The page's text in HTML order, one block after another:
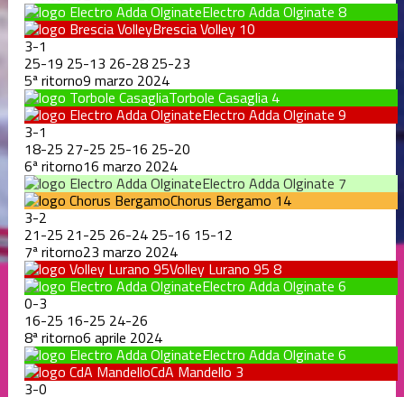
Electro Adda Olginate 8
Brescia Volley 10
3-1
25-19 25-13 26-28 25-23
5ª ritorno9 marzo 2024
Torbole Casaglia 4
Electro Adda Olginate 9
3-1
18-25 27-25 25-16 25-20
6ª ritorno16 marzo 2024
Electro Adda Olginate 7
Chorus Bergamo 14
3-2
21-25 21-25 26-24 25-16 15-12
7ª ritorno23 marzo 2024
Volley Lurano 95 8
Electro Adda Olginate 6
0-3
16-25 16-25 24-26
8ª ritorno6 aprile 2024
Electro Adda Olginate 6
CdA Mandello 3
3-0